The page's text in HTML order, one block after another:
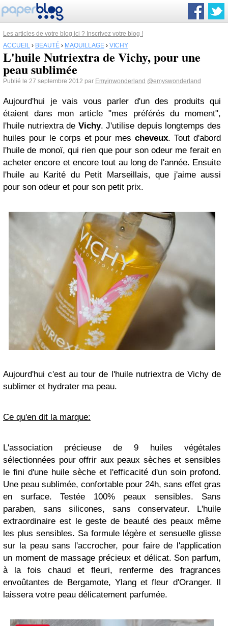
Les articles de votre blog ici ? Inscrivez votre blog !
ACCUEIL › BEAUTÉ › MAQUILLAGE › VICHY
L'huile Nutriextra de Vichy, pour une
peau sublimée
Publié le 27 septembre 2012 par Emyinwonderland @emyswonderland
Aujourd'hui je vais vous parler d'un des produits qui
étaient dans mon article "mes préférés du moment",
l'huile nutriextra de Vichy. J'utilise depuis longtemps des
huiles pour le corps et pour mescheveux. Tout d'abord
l'huile de monoï, qui rien que pour son odeur me ferait en
acheter encore et encore tout au long de l'année. Ensuite
l'huile au Karité du Petit Marseillais, que j'aime aussi
pour son odeur et pour son petit prix.
Aujourd'hui c'est au tour de l'huile nutriextra de Vichy de
sublimer et hydrater ma peau.
Ce qu'en dit la marque:
L'association précieuse de 9 huiles végétales
sélectionnées pour offrir aux peaux sèches et sensibles
le fini d'une huile sèche et l'efficacité d'un soin profond.
Une peau sublimée, confortable pour 24h, sans effet gras
en surface. Testée 100% peaux sensibles. Sans
paraben, sans silicones, sans conservateur. L'huile
extraordinaire est le geste de beauté des peaux même
les plus sensibles. Sa formule légère et sensuelle glisse
sur la peau sans l'accrocher, pour faire de l'application
un moment de massage précieux et délicat. Son parfum,
à la fois chaud et fleuri, renferme des fragrances
envoûtantes de Bergamote, Ylang et fleur d'Oranger. Il
laissera votre peau délicatement parfumée.